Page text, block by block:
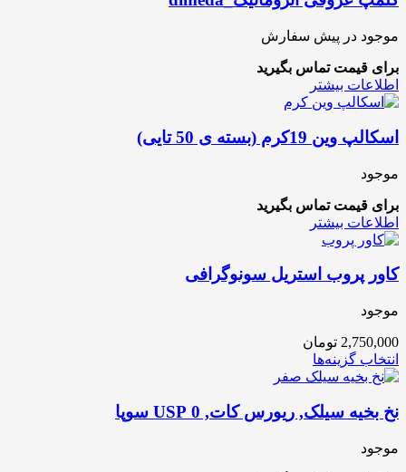
موجود در پیش سفارش
برای قیمت تماس بگیرید
اطلاعات بیشتر
اسکالپ وین 19کرم (بسته ی 50 تایی)
موجود
برای قیمت تماس بگیرید
اطلاعات بیشتر
کاور پروب استریل سونوگرافی
موجود
2,750,000 تومان
انتخاب گزینه‌ها
نخ بخیه سیلک, ریورس کات, 0 USP سوپا
موجود